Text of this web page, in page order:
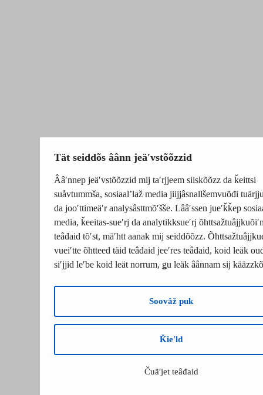
Tät seiddõs âânn jeäʹvstõõzzid
Ââʹnnep jeäʹvstõõzzid mij taʹrjjeem siiskõõzz da ǩeittsi
suåvtummša, sosiaalʼlaž media jiijjâsnallšemvuõđi
da jooʹttimeäʹr analysâsttmõʹšše. Lââʹssen jueʹǩǩep
media, ǩeeitas-sueʹrj da analytikksueʹrj
teâđaid tõʹst, mäʹhtt aanak mij seiddõõzz.
vueiʹtte õhtteed täid teâđaid jeeʹres teâđaid, koid leäk
siʹjjid leʹbe koid leät norrum, ǥu leäk âânnam sij
Soovâž puk
Ǩieʹld
Čuäʹjet teâđaid